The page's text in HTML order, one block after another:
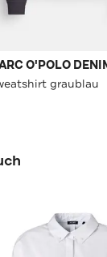
O'POLO
graublau